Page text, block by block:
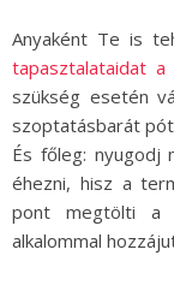
Anyaként Te is
tapasztalataidat a
szükség esetén
szoptatásbarát
És főleg: nyugodj
éhezni, hisz a
pont megtölti a
alkalommal